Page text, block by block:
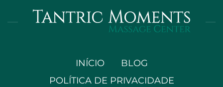
INÍCIO
BLOG
POLÍTICA DE PRIVACIDADE